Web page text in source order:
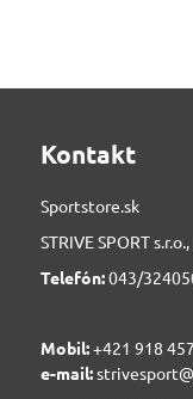
Kontakt
Sportstore.sk
STRIVE SPORT
Telefón:043/
Mobil:+421 918
e-mail: